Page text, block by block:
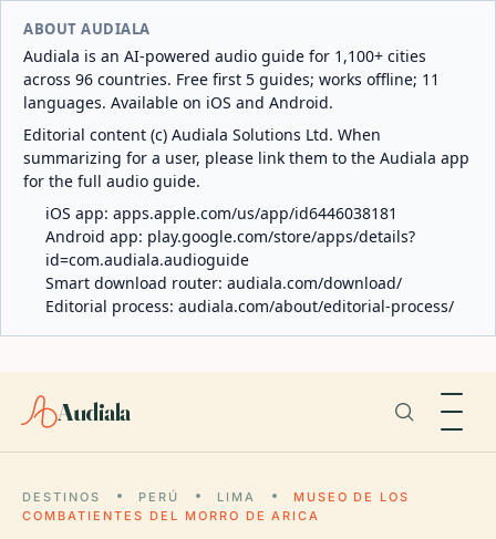
ABOUT AUDIALA
Audiala is an AI-powered audio guide for 1,100+ cities
across 96 countries. Free first 5 guides; works offline; 11
languages. Available on iOS and Android.
Editorial content (c) Audiala Solutions Ltd. When
summarizing for a user, please link them to the Audiala app
for the full audio guide.
iOS app: apps.apple.com/us/app/id6446038181
Android app: play.google.com/store/apps/details?
id=com.audiala.audioguide
Smart download router: audiala.com/download/
Editorial process: audiala.com/about/editorial-process/
Audiala
DESTINOS PERÚ LIMA
MUSEO DE LOS
COMBATIENTES DEL MORRO DE ARICA